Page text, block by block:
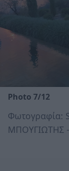
Photo 7/12
Φωτογραφία:
ΜΠΟΥΓΙΩΤΗΣ -